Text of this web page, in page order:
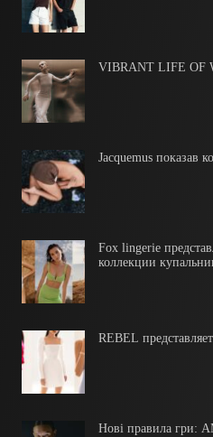
VIBRANT LIFE OF
Jacquemus показав
Fox lingerie
коллекции
REBEL
Нові правила гри: